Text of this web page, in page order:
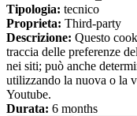
Tipologia: tecnico
Proprieta: Third-party
Descrizione: Questo
traccia delle preferenze
nei siti; può anche
utilizzando la nuova o la
Youtube.
Durata: 6 months